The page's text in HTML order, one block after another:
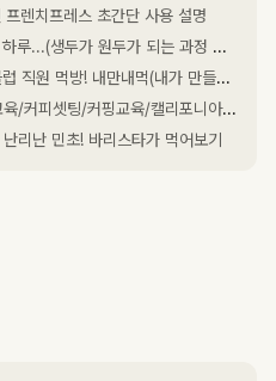
렌치프레스 초간단 사용 설명
[VLOG]반복되는 일상.. 로스터의 하루...(생두가 원두가 되는 과정 구경오세용)
서울 도넛 맛집! 캘리포니아 도넛클럽 직원 먹방! 내만내먹(내가 만들고 내가 먹는다)
[Vlog]카페 매니저의 일상/신입 교육/커피셋팅/커핑교육/캘리포니아 도넛클럽/카페 직원 일상
리난 민초! 바리스타가 먹어보기